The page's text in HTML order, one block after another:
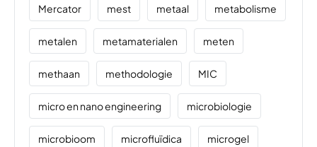
Mercator mest metaal metabolisme
metalen metamaterialen meten
methaan methodologie MIC
micro en nano engineering microbiologie
microbioom microfluïdica microgel